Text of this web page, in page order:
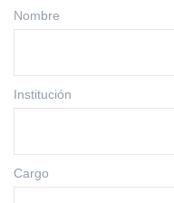
Nombre
Institución
Cargo